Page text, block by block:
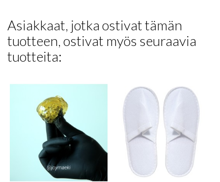
Asiakkaat, jotka ostivat tämän
tuotteen, ostivat myös seuraavia
tuotteita: